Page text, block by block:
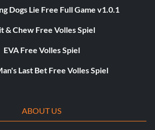
Dogs Lie Free Full Game v1.0.1
& Chew Free Volles Spiel
EVA Free Volles Spiel
Last Bet Free Volles Spiel
ABOUT US